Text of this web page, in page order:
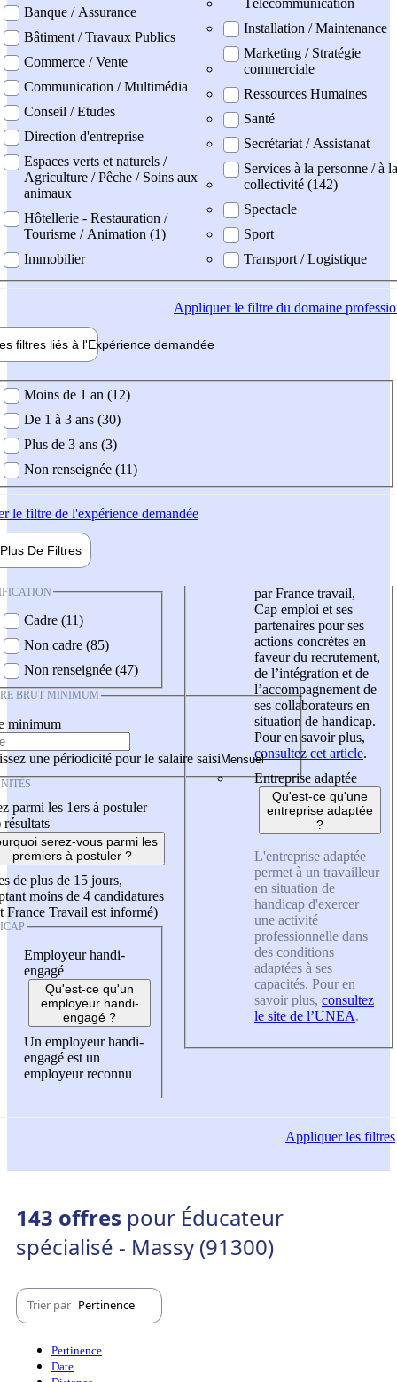
Banque / Assurance
Bâtiment / Travaux Publics
Commerce / Vente
Communication / Multimédia
Conseil / Etudes
Direction d'entreprise
Espaces verts et naturels /
Agriculture / Pêche / Soins aux
animaux
Hôtellerie - Restauration /
Tourisme / Animation (1)
Immobilier
Installation / Maintenance
Marketing / Stratégie
commerciale
Ressources Humaines
Santé
Secrétariat / Assistanat
Services à la personne / à la
collectivité (142)
Spectacle
Sport
Transport / Logistique
Appliquerle filtre du domaine
filtres liés à l'Expérience demandée
demandée
Moins de 1 an (12)
De 1 à 3 ans (30)
Plus de 3 ans (3)
Non renseignée (11)
le filtre de l'expérience demandée
Plus De Filtres
Cadre (11)
Non cadre (85)
Non renseignée (47)
BRUT MINIMUM
minimum
une périodicité pour le salaire saisi
parmi les 1ers à postuler
résultats
serez-vous parmi les
premiers à postuler ?
de plus de 15 jours,
moins de 4 candidatures
France Travail est informé)
Employeur handi-
engagé
Qu'est-ce qu'un
employeur handi-
engagé ?
Un employeur handi-
engagé est un
employeur reconnu
par France travail,
Cap emploi et ses
partenaires pour ses
actions concrètes en
faveur du recrutement,
de l’intégration et de
l’accompagnement de
ses collaborateurs en
situation de handicap.
Pour en savoir plus,
consultez cet article.
Entreprise adaptée
Qu'est-ce qu'une
entreprise adaptée
?
L'entreprise adaptée
permet à un travailleur
en situation de
handicap d'exercer
une activité
professionnelle dans
des conditions
adaptées à ses
capacités. Pour en
savoir plus, consultez
le site de l’UNEA.
Appliquerles filtres
143 offres pour Éducateur
spécialisé - Massy (91300)
Trier par Pertinence
Pertinence
Date